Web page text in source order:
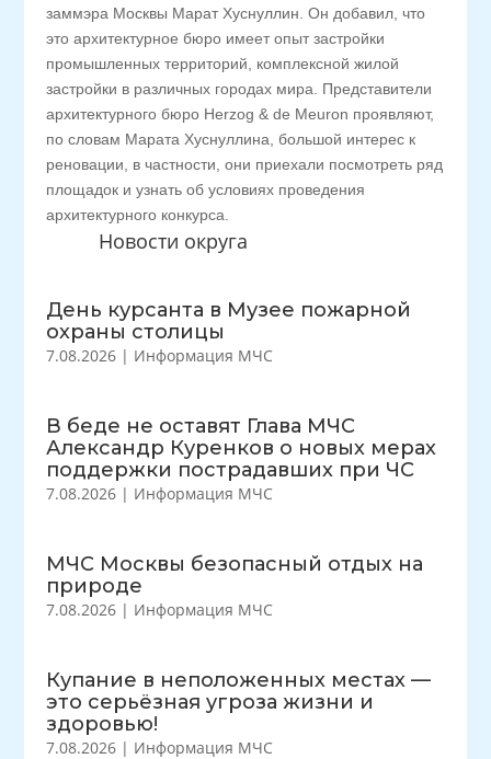
Новости округа
День курсанта в Музее пожарной
охраны столицы
7.08.2026 | Информация МЧС
В беде не оставят Глава МЧС
Александр Куренков о новых мерах
поддержки пострадавших при ЧС
7.08.2026 | Информация МЧС
МЧС Москвы безопасный отдых на
природе
7.08.2026 | Информация МЧС
Купание в неположенных местах —
это серьёзная угроза жизни и
здоровью!
7.08.2026 | Информация МЧС
заммэра Москвы Марат Хуснуллин. Он добавил, что
это архитектурное бюро имеет опыт застройки
промышленных территорий, комплексной жилой
застройки в различных городах мира. Представители
архитектурного бюро Herzog & de Meuron проявляют,
по словам Марата Хуснуллина, большой интерес к
реновации, в частности, они приехали посмотреть ряд
площадок и узнать об условиях проведения
архитектурного конкурса.